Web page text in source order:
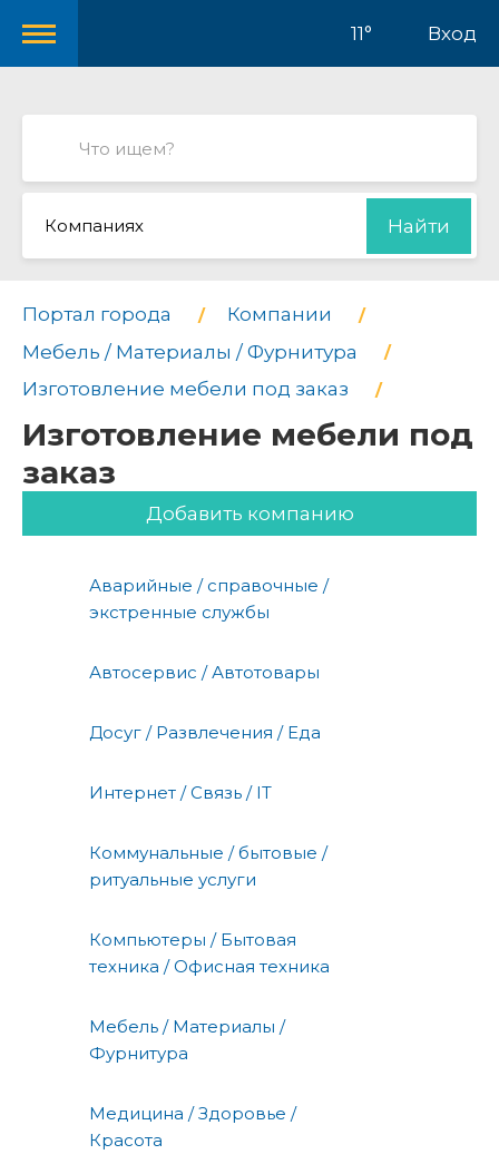
11° Вход
Компаниях Найти
Портал города
Компании
Мебель / Материалы / Фурнитура
Изготовление мебели под заказ
Изготовление мебели под
заказ
Добавить компанию
Аварийные / справочные /
экстренные службы
Автосервис / Автотовары
Досуг / Развлечения / Еда
Интернет / Связь / IT
Коммунальные / бытовые /
ритуальные услуги
Компьютеры / Бытовая
техника / Офисная техника
Мебель / Материалы /
Фурнитура
Медицина / Здоровье /
Красота